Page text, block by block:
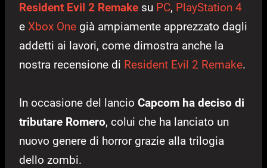
Resident Evil 2 Remake su PC, PlayStation 4
e Xbox One già ampiamente apprezzato dagli
addetti ai lavori, come dimostra anche la
nostra recensione di Resident Evil 2 Remake.
In occasione del lancio Capcom ha deciso di
tributare Romero, colui che ha lanciato un
nuovo genere di horror grazie alla trilogia
dello zombi.